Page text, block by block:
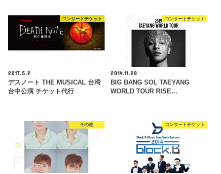
コンサートチケット
2017.5.2
デスノート THE MUSICAL 台湾
台中公演 チケット代行
コンサートチケット
2014.11.28
BIG BANG SOL TAEYANG
WORLD TOUR RISE…
その他 コンサートチケット